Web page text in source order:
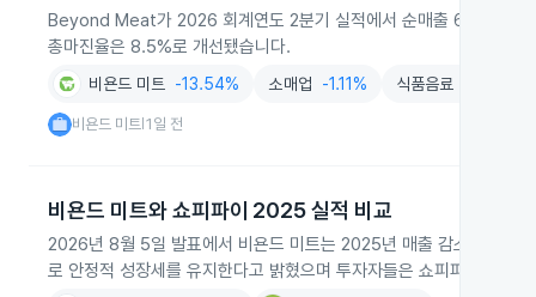
Beyond Meat가 2026 회계연도 2분기 실적에서 순매출 6,880만
총마진율은 8.5%로 개선됐습니다.
비욘드 미트 -13.54% 소매업 -1.11% 식품음료
비욘드 미트 1일 전
비욘드 미트와 쇼피파이 2025 실적 비교
2026년 8월 5일 발표에서 비욘드 미트는 2025년 매출 감소와 법적
로 안정적 성장세를 유지한다고 밝혔으며 투자자들은 쇼피파이를 더